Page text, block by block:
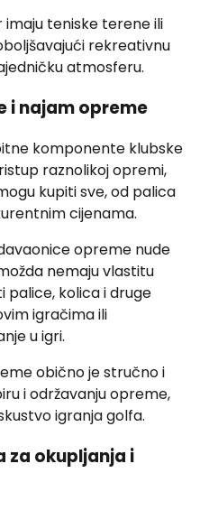
teniske terene ili
rekreativnu
atmosferu.
i najam opreme
komponente klubske
raznolikoj opremi,
kupiti sve, od palica
cijenama.
opreme nude
nemaju vlastitu
palice, kolica i druge
igračima ili
u igri.
obično je stručno i
i održavanju opreme,
igranja golfa.
za okupljanja i